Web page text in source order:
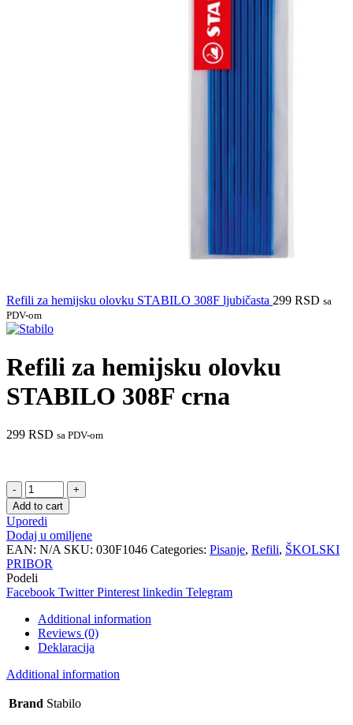
Refili za hemijsku olovku STABILO 308F ljubičasta 299 RSD sa
PDV-om
Refili za hemijsku olovku
STABILO 308F crna
299 RSD sa PDV-om
Refili
za
hemijsku
olovku
STABILO
308F
crna
quantity
Add to cart
Uporedi
Dodaj u omiljene
EAN: N/A SKU: 030F1046 Categories: Pisanje, Refili, ŠKOLSKI
PRIBOR
Podeli
Facebook Twitter Pinterest linkedin Telegram
Additional information
Reviews (0)
Deklaracija
Additional information
Brand Stabilo